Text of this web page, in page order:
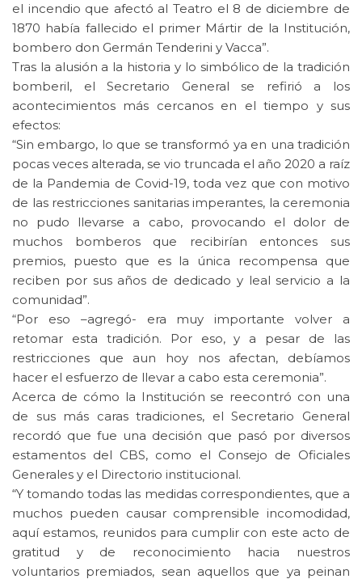
el incendio que afectó al Teatro el 8 de diciembre de
1870 había fallecido el primer Mártir de la Institución,
bombero don Germán Tenderini y Vacca”.
Tras la alusión a la historia y lo simbólico de la tradición
bomberil, el Secretario General se refirió a los
acontecimientos más cercanos en el tiempo y sus
efectos:
“Sin embargo, lo que se transformó ya en una tradición
pocas veces alterada, se vio truncada el año 2020 a raíz
de la Pandemia de Covid-19, toda vez que con motivo
de las restricciones sanitarias imperantes, la ceremonia
no pudo llevarse a cabo, provocando el dolor de
muchos bomberos que recibirían entonces sus
premios, puesto que es la única recompensa que
reciben por sus años de dedicado y leal servicio a la
comunidad”.
“Por eso –agregó- era muy importante volver a
retomar esta tradición. Por eso, y a pesar de las
restricciones que aun hoy nos afectan, debíamos
hacer el esfuerzo de llevar a cabo esta ceremonia”.
Acerca de cómo la Institución se reecontró con una
de sus más caras tradiciones, el Secretario General
recordó que fue una decisión que pasó por diversos
estamentos del CBS, como el Consejo de Oficiales
Generales y el Directorio institucional.
“Y tomando todas las medidas correspondientes, que a
muchos pueden causar comprensible incomodidad,
aquí estamos, reunidos para cumplir con este acto de
gratitud y de reconocimiento hacia nuestros
voluntarios premiados, sean aquellos que ya peinan